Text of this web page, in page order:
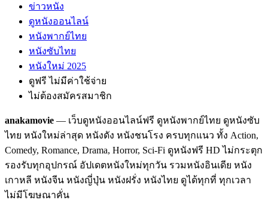
ข่าวหนัง
ดูหนังออนไลน์
หนังพากย์ไทย
หนังซับไทย
หนังใหม่ 2025
ดูฟรี ไม่มีค่าใช้จ่าย
ไม่ต้องสมัครสมาชิก
anakamovie — เว็บดูหนังออนไลน์ฟรี ดูหนังพากย์ไทย ดูหนังซับ
ไทย หนังใหม่ล่าสุด หนังดัง หนังชนโรง ครบทุกแนว ทั้ง Action,
Comedy, Romance, Drama, Horror, Sci-Fi ดูหนังฟรี HD ไม่กระตุก
รองรับทุกอุปกรณ์ อัปเดตหนังใหม่ทุกวัน รวมหนังอินเดีย หนัง
เกาหลี หนังจีน หนังญี่ปุ่น หนังฝรั่ง หนังไทย ดูได้ทุกที่ ทุกเวลา
ไม่มีโฆษณาคั่น